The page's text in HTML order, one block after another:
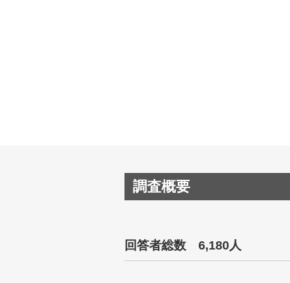
調査概要
回答者総数 6,180人